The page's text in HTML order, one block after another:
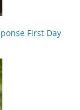
First Day